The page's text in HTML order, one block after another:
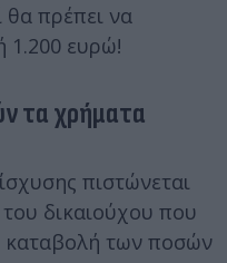
θα πρέπει να
1.200 ευρώ!
τα χρήματα
πιστώνεται
δικαιούχου που
καταβολή των ποσών